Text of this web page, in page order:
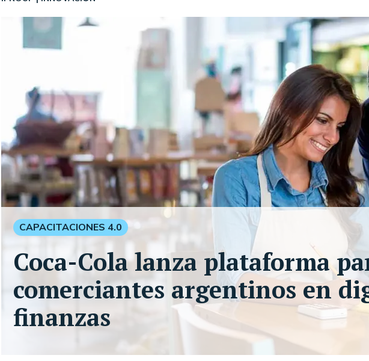
CAPACITACIONES 4.0
Coca-Cola lanza plataforma
comerciantes argentinos en
finanzas